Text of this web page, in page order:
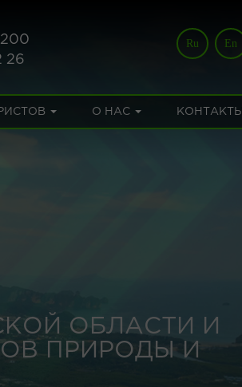
26
Ru En
О НАС КОНТАКТЫ
ОБЛАСТИ И
ПРИРОДЫ И